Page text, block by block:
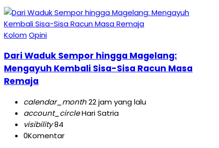
KolomOpini
Dari Waduk Sempor hingga Magelang:
Mengayuh Kembali Sisa-Sisa Racun Masa
Remaja
calendar_month22 jam yang lalu
account_circleHari Satria
visibility84
0Komentar